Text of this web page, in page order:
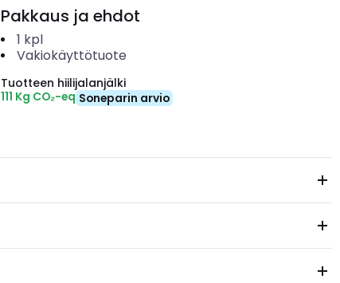
Pakkaus ja ehdot
1 kpl
Vakiokäyttötuote
Tuotteen hiilijalanjälki
111 Kg CO₂-eq Soneparin arvio